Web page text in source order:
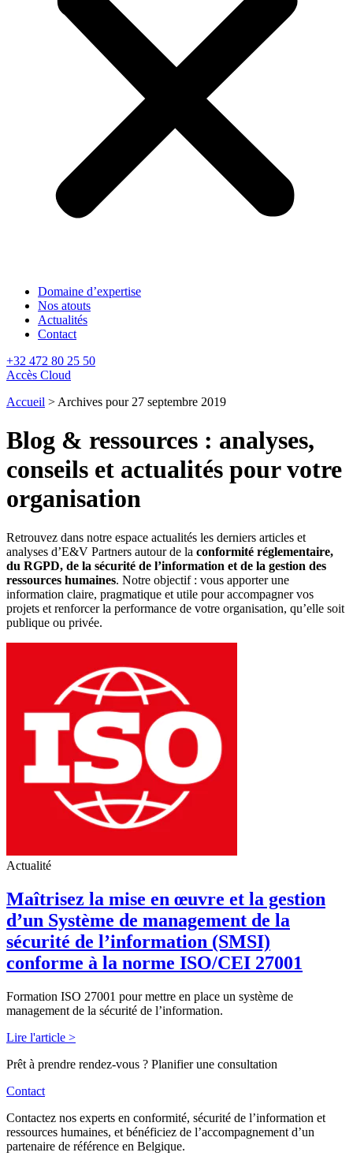
Domaine d’expertise
Nos atouts
Actualités
Contact
+32 472 80 25 50
Accès Cloud
Accueil > Archives pour 27 septembre 2019
Blog & ressources : analyses,
conseils et actualités pour votre
organisation
Retrouvez dans notre espace actualités les derniers articles et
analyses d’E&V Partners autour de la conformité réglementaire,
du RGPD, de la sécurité de l’information et de la gestion des
ressources humaines. Notre objectif : vous apporter une
information claire, pragmatique et utile pour accompagner vos
projets et renforcer la performance de votre organisation, qu’elle soit
publique ou privée.
Actualité
Maîtrisez la mise en œuvre et la gestion
d’un Système de management de la
sécurité de l’information (SMSI)
conforme à la norme ISO/CEI 27001
Formation ISO 27001 pour mettre en place un système de
management de la sécurité de l’information.
Lire l'article >
Prêt à prendre rendez-vous ? Planifier une consultation
Contact
Contactez nos experts en conformité, sécurité de l’information et
ressources humaines, et bénéficiez de l’accompagnement d’un
partenaire de référence en Belgique.